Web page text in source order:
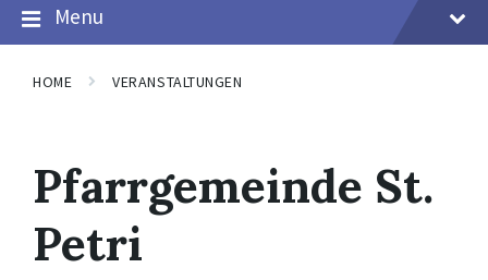
Menu
HOME VERANSTALTUNGEN
Pfarrgemeinde St.
Petri